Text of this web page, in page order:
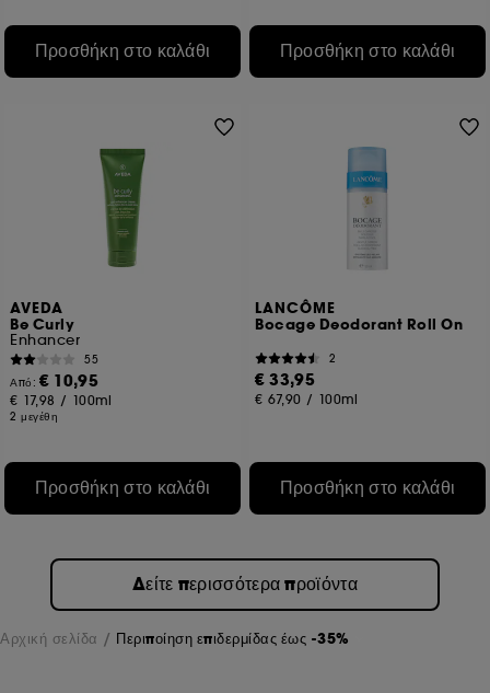
Προσθήκη στο καλάθι Προσθήκη στο καλάθι
AVEDA
Be Curly
Enhancer
55
Από:€ 10,95
€ 17,98 / 100ml
2 μεγέθη
Προσθήκη στο καλάθι
LANCÔME
Bocage Deodorant Roll On
2
€ 33,95
€ 67,90 / 100ml
Προσθήκη στο καλάθι
Δείτε περισσότερα προϊόντα
Αρχική σελίδα Περιποίηση επιδερμίδας έως -35%